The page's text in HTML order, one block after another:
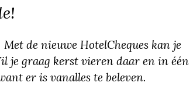
de nieuwe HotelCheques kan je
je graag kerst vieren daar en in één
er is vanalles te beleven.